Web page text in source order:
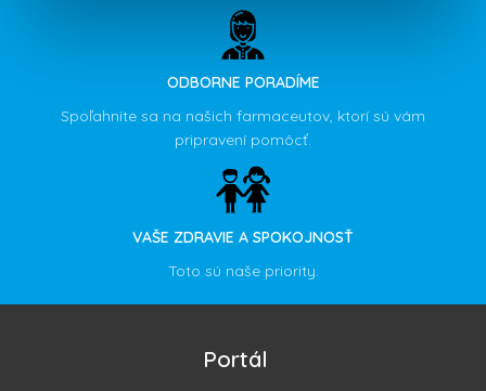
ODBORNE PORADÍME
Spoľahnite sa na našich farmaceutov, ktorí sú vám
pripravení pomôcť.
VAŠE ZDRAVIE A SPOKOJNOSŤ
Toto sú naše priority.
Portál